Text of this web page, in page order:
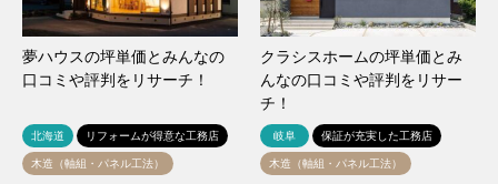
夢ハウスの坪単価とみんなの
口コミや評判をリサーチ！
北海道 リフォームが得意な工務店
木造（軸組・パネル工法）
クラシスホームの坪単価とみ
んなの口コミや評判をリサー
チ！
岐阜 保証が充実した工務店
木造（軸組・パネル工法）